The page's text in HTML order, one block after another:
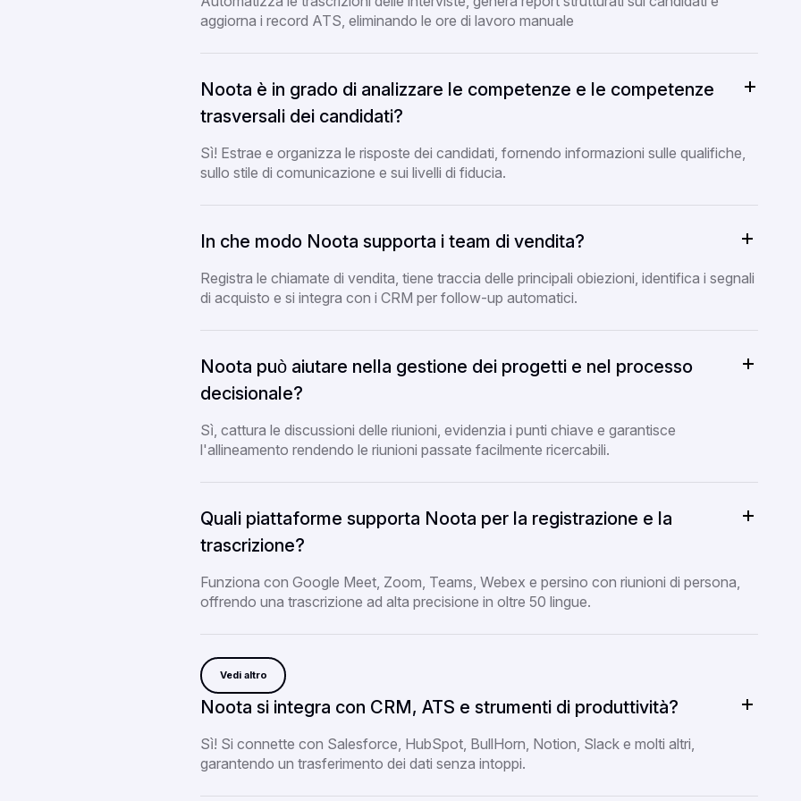
aggiorna i record ATS, eliminando le ore di lavoro manuale
Noota è in grado di analizzare le competenze e le competenze
trasversali dei candidati?
Sì! Estrae e organizza le risposte dei candidati, fornendo informazioni sulle qualifiche,
sullo stile di comunicazione e sui livelli di fiducia.
In che modo Noota supporta i team di vendita?
Registra le chiamate di vendita, tiene traccia delle principali obiezioni, identifica i segnali
di acquisto e si integra con i CRM per follow-up automatici.
Noota può aiutare nella gestione dei progetti e nel processo
decisionale?
Sì, cattura le discussioni delle riunioni, evidenzia i punti chiave e garantisce
l'allineamento rendendo le riunioni passate facilmente ricercabili.
Quali piattaforme supporta Noota per la registrazione e la
trascrizione?
Funziona con Google Meet, Zoom, Teams, Webex e persino con riunioni di persona,
offrendo una trascrizione ad alta precisione in oltre 50 lingue.
Vedi altro
Noota si integra con CRM, ATS e strumenti di produttività?
Sì! Si connette con Salesforce, HubSpot, BullHorn, Notion, Slack e molti altri,
garantendo un trasferimento dei dati senza intoppi.